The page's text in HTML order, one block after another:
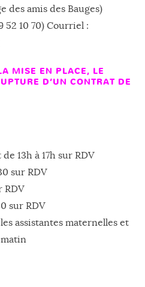
des amis des Bauges)
52 10 70) Courriel :
MISE EN PLACE, LE
D’UN CONTRAT DE
13h à 17h sur RDV
sur RDV
RDV
sur RDV
assistantes maternelles et